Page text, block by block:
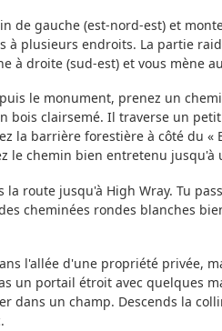
de gauche (est-nord-est) et
à plusieurs endroits. La partie
à droite (sud-est) et vous mène
le monument, prenez un
bois clairsemé. Il traverse un
la barrière forestière à côté du «
le chemin bien entretenu jusqu'à
la route jusqu'à High Wray. Tu
cheminées rondes blanches
l'allée d'une propriété privée,
un portail étroit avec quelques
dans un champ. Descends la